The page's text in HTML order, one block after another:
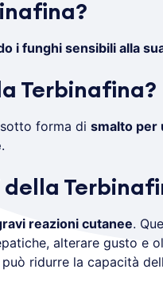
i funghi sensibili alla
Terbinafina?
forma di smalto per
.
reazioni cutanee.
alterare gusto e
ridurre la capacità